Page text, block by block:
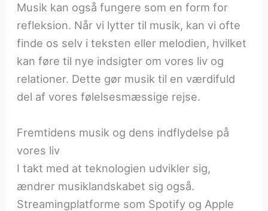
Musik kan også fungere som en form for
refleksion. Når vi lytter til musik, kan vi ofte
finde os selv i teksten eller melodien, hvilket
kan føre til nye indsigter om vores liv og
relationer. Dette gør musik til en værdifuld
del af vores følelsesmæssige rejse.
Fremtidens musik og dens indflydelse på
vores liv
I takt med at teknologien udvikler sig,
ændrer musiklandskabet sig også.
Streamingplatforme som Spotify og Apple